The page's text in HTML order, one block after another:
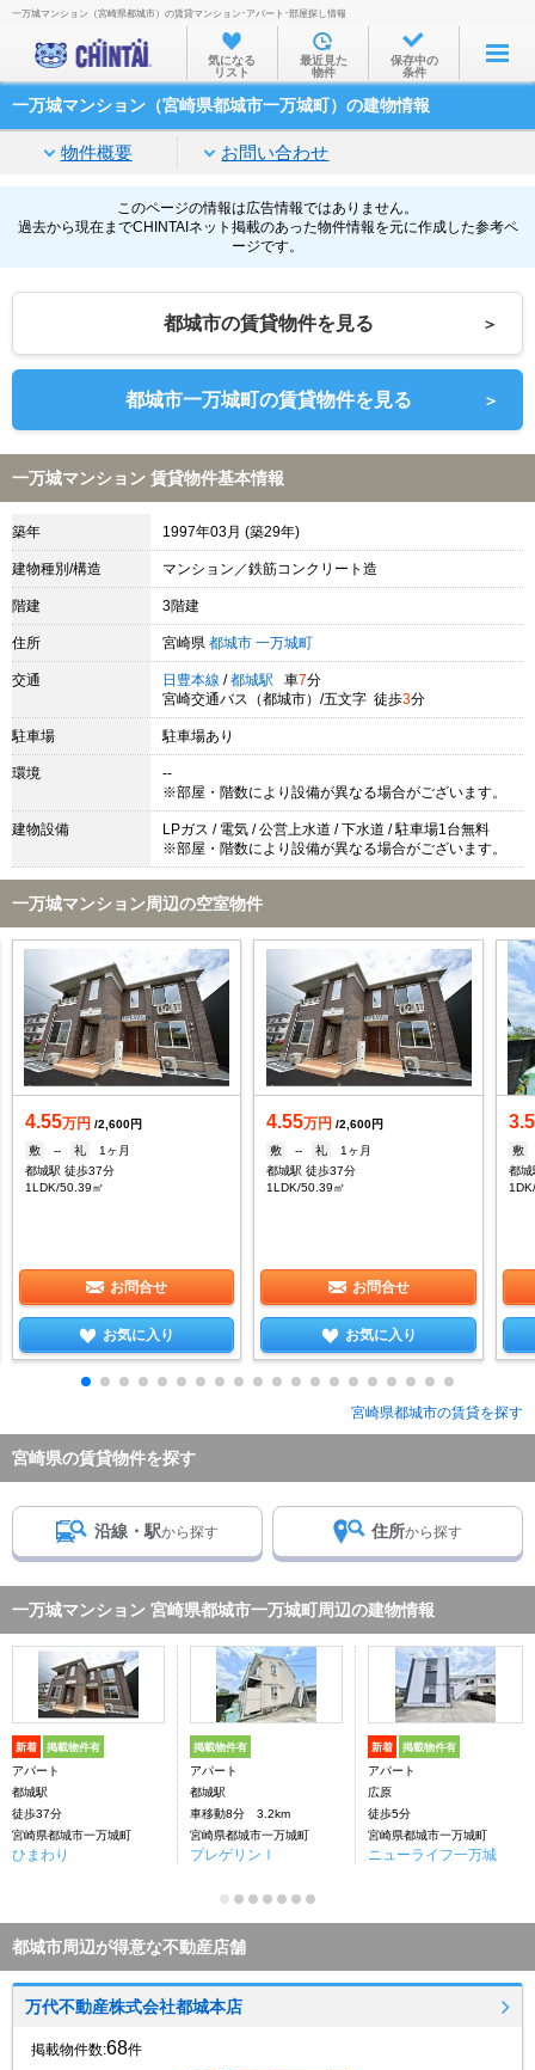
お部屋を探す
沿線・駅から
家賃相場から
通勤通学時間から
物件特集から
不動産会社から
TOP
一万城マンション（宮崎県都城市）の賃貸マンション･アパート･部屋探し情報
気になる
リスト
最近見た
物件
保存中の
条件
一万城マンション（宮崎県都城市一万城町）の建物情報
物件概要 お問い合わせ
このページの情報は広告情報ではありません。
過去から現在までCHINTAIネット掲載のあった物件情報を元に作成した参考ペ
ージです。
都城市の賃貸物件を見る ＞
都城市一万城町の賃貸物件を見る ＞
一万城マンション 賃貸物件基本情報
築年 1997年03月 (築29年)
建物種別/構造 マンション／鉄筋コンクリート造
階建 3階建
住所 宮崎県 都城市 一万城町
交通 日豊本線 / 都城駅 車7分
宮崎交通バス（都城市）/五文字 徒歩3分
駐車場 駐車場あり
環境
--
※部屋・階数により設備が異なる場合がございます。
建物設備
LPガス / 電気 / 公営上水道 / 下水道 / 駐車場1台無料
※部屋・階数により設備が異なる場合がございます。
一万城マンション周辺の空室物件
4.55万円 /2,600円
敷
-- 礼
1ヶ月
都城駅 徒歩37分
1LDK/50.39㎡
お問合せ
お気に入り
4.55万円 /2,600円
敷
-- 礼
1ヶ月
都城駅 徒歩37分
1LDK/50.39㎡
お問合せ
お気に入り
3.5
敷
都城
宮崎県都城市の賃貸を探す
宮崎県の賃貸物件を探す
沿線・駅から探す 住所から探す
一万城マンション 宮崎県都城市一万城町周辺の建物情報
新着 掲載物件有
アパート
都城駅
徒歩37分
宮崎県都城市一万城町
ひまわり
掲載物件有
アパート
都城駅
車移動8分 3.2km
宮崎県都城市一万城町
プレゲリンⅠ
新着 掲載物件有
アパート
広原
徒歩5分
宮崎県都城市一万城町
ニューライフ一万城
都城市周辺が得意な不動産店舗
万代不動産株式会社都城本店
掲載物件数:68件